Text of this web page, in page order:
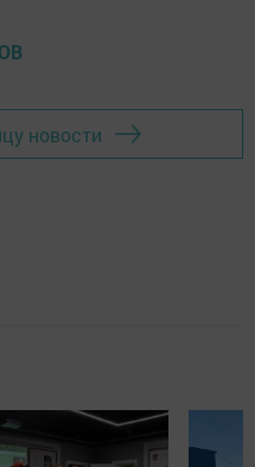
новости